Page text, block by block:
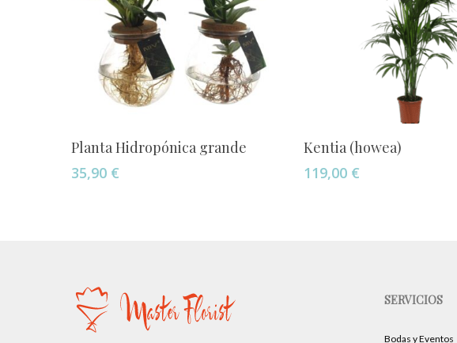
Añadir Al Carrito
Planta Hidropónica grande
35,90 €
Añadir Al Carrito
Kentia (howea)
119,00 €
SERVICIOS
Bodas y Eventos